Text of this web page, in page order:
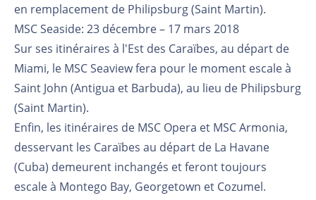
en remplacement de Philipsburg (Saint Martin).
MSC Seaside: 23 décembre – 17 mars 2018
Sur ses itinéraires à l'Est des Caraïbes, au départ de
Miami, le MSC Seaview fera pour le moment escale à
Saint John (Antigua et Barbuda), au lieu de Philipsburg
(Saint Martin).
Enfin, les itinéraires de MSC Opera et MSC Armonia,
desservant les Caraïbes au départ de La Havane
(Cuba) demeurent inchangés et feront toujours
escale à Montego Bay, Georgetown et Cozumel.